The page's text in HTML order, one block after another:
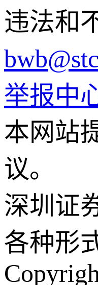
违法和
举报中
本网站
议。
深圳证
各种形